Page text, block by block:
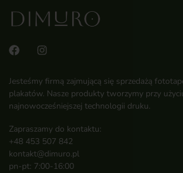
Jesteśmy firmą zajmującą się sprzedażą
plakatów. Nasze produkty tworzymy przy
najnowocześniejszej technologii druku.
Zapraszamy do kontaktu:
+48 453 507 842
kontakt@dimuro.pl
pn-pt: 7:00-16:00